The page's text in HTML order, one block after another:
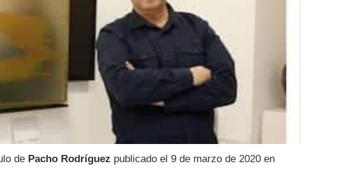
de Pacho Rodríguez publicado el 9 de marzo de 2020 en